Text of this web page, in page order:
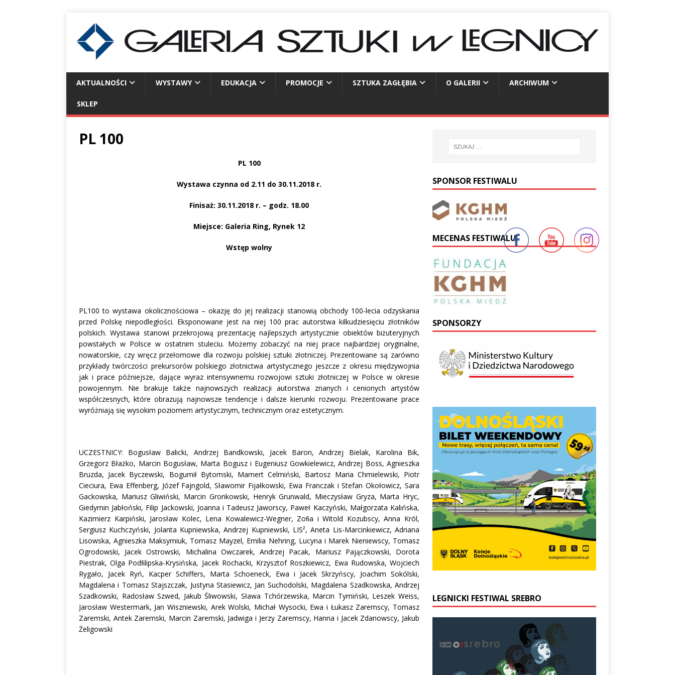
AKTUALNOŚCI WYSTAWY EDUKACJA PROMOCJE SZTUKA ZAGŁĘBIA O GALERII ARCHIWUM
SKLEP
PL 100
PL 100
Wystawa czynna od 2.11 do 30.11.2018 r.
Finisaż: 30.11.2018 r. – godz. 18.00
Miejsce: Galeria Ring, Rynek 12
Wstęp wolny
PL100 to wystawa okolicznościowa – okazję do jej realizacji stanowią obchody 100-lecia odzyskania
przed Polskę niepodległości. Eksponowane jest na niej 100 prac autorstwa kilkudziesięciu złotników
polskich. Wystawa stanowi przekrojową prezentację najlepszych artystycznie obiektów biżuteryjnych
powstałych w Polsce w ostatnim stuleciu. Możemy zobaczyć na niej prace najbardziej oryginalne,
nowatorskie, czy wręcz przełomowe dla rozwoju polskiej sztuki złotniczej. Prezentowane są zarówno
przykłady twórczości prekursorów polskiego złotnictwa artystycznego jeszcze z okresu międzywojnia
jak i prace późniejsze, dające wyraz intensywnemu rozwojowi sztuki złotniczej w Polsce w okresie
powojennym. Nie brakuje także najnowszych realizacji autorstwa znanych i cenionych artystów
współczesnych, które obrazują najnowsze tendencje i dalsze kierunki rozwoju. Prezentowane prace
wyróżniają się wysokim poziomem artystycznym, technicznym oraz estetycznym.
UCZESTNICY: Bogusław Balicki, Andrzej Bandkowski, Jacek Baron, Andrzej Bielak, Karolina Bik,
Grzegorz Błażko, Marcin Bogusław, Marta Bogusz i Eugeniusz Gowkielewicz, Andrzej Boss, Agnieszka
Bruzda, Jacek Byczewski, Bogumił Bytomski, Mamert Celmiński, Bartosz Maria Chmielewski, Piotr
Cieciura, Ewa Effenberg, Józef Fajngold, Sławomir Fijałkowski, Ewa Franczak i Stefan Okołowicz, Sara
Gackowska, Mariusz Gliwiński, Marcin Gronkowski, Henryk Grunwald, Mieczysław Gryza, Marta Hryc,
Giedymin Jabłoński, Filip Jackowski, Joanna i Tadeusz Jaworscy, Paweł Kaczyński, Małgorzata Kalińska,
Kazimierz Karpiński, Jarosław Kolec, Lena Kowalewicz-Wegner, Zoﬁa i Witold Kozubscy, Anna Król,
Sergiusz Kuchczyński, Jolanta Kupniewska, Andrzej Kupniewski, LIS², Aneta Lis-Marcinkiewicz, Adriana
Lisowska, Agnieszka Maksymiuk, Tomasz Mayzel, Emilia Nehring, Lucyna i Marek Nieniewscy, Tomasz
Ogrodowski, Jacek Ostrowski, Michalina Owczarek, Andrzej Pacak, Mariusz Pajączkowski, Dorota
Piestrak, Olga Podﬁlipska-Krysińska, Jacek Rochacki, Krzysztof Roszkiewicz, Ewa Rudowska, Wojciech
Rygało, Jacek Ryń, Kacper Schiffers, Marta Schoeneck, Ewa i Jacek Skrzyńscy, Joachim Sokólski,
Magdalena i Tomasz Stajszczak, Justyna Stasiewicz, Jan Suchodolski, Magdalena Szadkowska, Andrzej
Szadkowski, Radosław Szwed, Jakub Śliwowski, Sława Tchórzewska, Marcin Tymiński, Leszek Weiss,
Jarosław Westermark, Jan Wiszniewski, Arek Wolski, Michał Wysocki, Ewa i Łukasz Zaremscy, Tomasz
Zaremski, Antek Zaremski, Marcin Zaremski, Jadwiga i Jerzy Zaremscy, Hanna i Jacek Zdanowscy, Jakub
Żeligowski
SPONSOR FESTIWALU
MECENAS FESTIWALU
SPONSORZY
LEGNICKI FESTIWAL SREBRO